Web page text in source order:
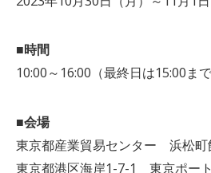
■時間
10:00～16:00（最終日は15:00まで
■会場
東京都産業貿易センター 浜松町
東京都港区海岸1-7-1 東京ポー